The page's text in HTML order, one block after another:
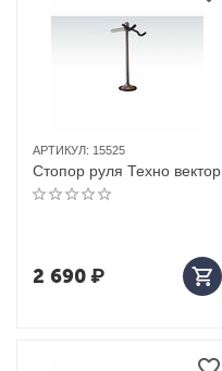
АРТИКУЛ: 15525
Стопор руля Техно вектор
2 690₽